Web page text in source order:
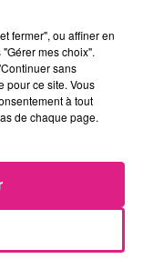
fermer", ou affiner en
mes choix".
sans
pour ce site. Vous
à tout
de chaque page.